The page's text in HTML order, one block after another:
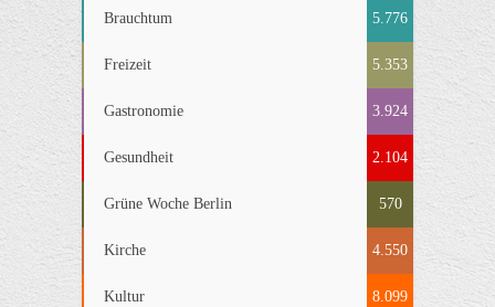
Brauchtum 5.776
Freizeit 5.353
Gastronomie 3.924
Gesundheit 2.104
Grüne Woche Berlin 570
Kirche 4.550
Kultur 8.099